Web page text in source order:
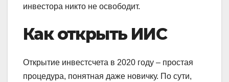
инвестора никто не освободит.
Как открыть ИИС
Открытие инвестсчета в 2020 году – простая
процедура, понятная даже новичку. По сути,